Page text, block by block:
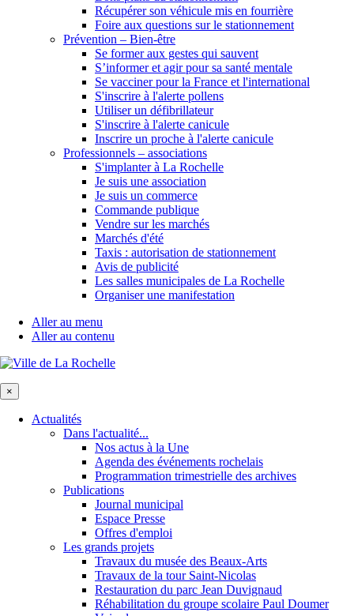
Récupérer son véhicule mis en fourrière
Foire aux questions sur le stationnement
Prévention – Bien-être
Se former aux gestes qui sauvent
S’informer et agir pour sa santé mentale
Se vacciner pour la France et l'international
S'inscrire à l'alerte pollens
Utiliser un défibrillateur
S'inscrire à l'alerte canicule
Inscrire un proche à l'alerte canicule
Professionnels – associations
S'implanter à La Rochelle
Je suis une association
Je suis un commerce
Commande publique
Vendre sur les marchés
Marchés d'été
Taxis : autorisation de stationnement
Avis de publicité
Les salles municipales de La Rochelle
Organiser une manifestation
Aller au menu
Aller au contenu
×
Actualités
Dans l'actualité...
Nos actus à la Une
Agenda des événements rochelais
Programmation trimestrielle des archives
Publications
Journal municipal
Espace Presse
Offres d'emploi
Les grands projets
Travaux du musée des Beaux-Arts
Travaux de la tour Saint-Nicolas
Restauration du parc Jean Duvignaud
Réhabilitation du groupe scolaire Paul Doumer